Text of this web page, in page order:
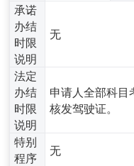
承诺
办结
时限
说明
无
法定
办结
时限
说明
申请人全部科目
核发驾驶证。
特别
程序
无